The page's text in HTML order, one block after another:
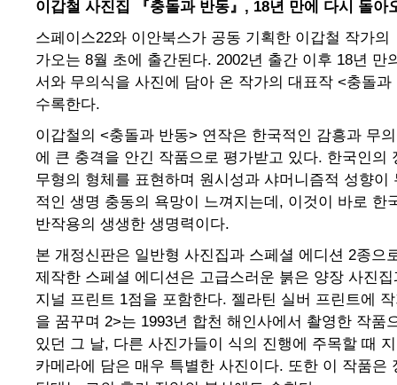
이갑철 사진집 『충돌과 반동』, 18년 만에 다시 돌아
스페이스22와 이안북스가 공동 기획한 이갑철 작가
가오는 8월 초에 출간된다. 2002년 출간 이후 18년 만
서와 무의식을 사진에 담아 온 작가의 대표작 <충돌
수록한다.
이갑철의 <충돌과 반동> 연작은 한국적인 감흥과 무
에 큰 충격을 안긴 작품으로 평가받고 있다. 한국인의
무형의 형체를 표현하며 원시성과 샤머니즘적 성향
적인 생명 충동의 욕망이 느껴지는데, 이것이 바로 한
반작용의 생생한 생명력이다.
본 개정신판은 일반형 사진집과 스페셜 에디션 2종으
제작한 스페셜 에디션은 고급스러운 붉은 양장 사진
지널 프린트 1점을 포함한다. 젤라틴 실버 프린트에
을 꿈꾸며 2>는 1993년 합천 해인사에서 촬영한 작품
있던 그 날, 다른 사진가들이 식의 진행에 주목할 때
카메라에 담은 매우 특별한 사진이다. 또한 이 작품은